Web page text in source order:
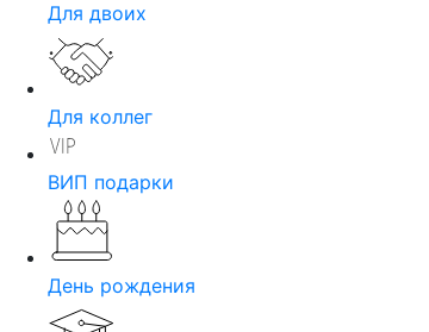
Для двоих
Для коллег
ВИП подарки
День рождения